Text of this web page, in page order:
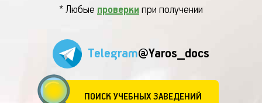
* Любые проверки при получении
Telegram@Yaros_docs
ПОИСК УЧЕБНЫХ ЗАВЕДЕНИЙ